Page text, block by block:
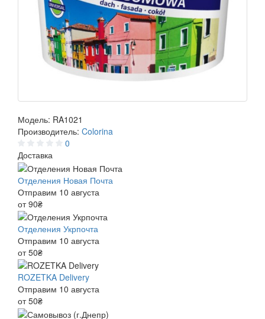
Модель: RA1021
Производитель: Colorina
0
Доставка
Отделения Новая Почта
Отправим 10 августа
от 90₴
Отделения Укрпочта
Отправим 10 августа
от 50₴
ROZETKA Delivery
Отправим 10 августа
от 50₴